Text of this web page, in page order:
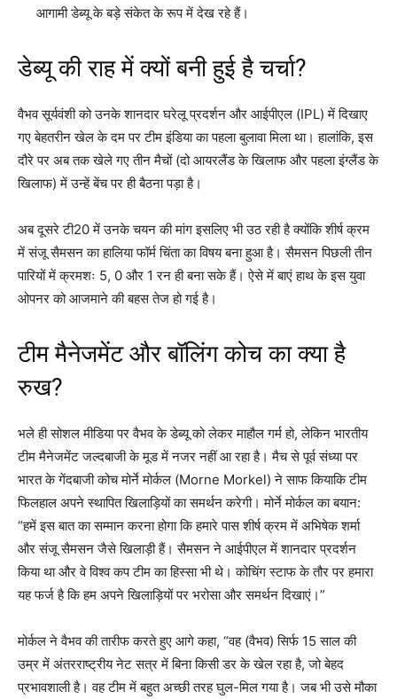
आगामी डेब्यू के बड़े संकेत के रूप में देख रहे हैं।
डेब्यू की राह में क्यों बनी हुई है चर्चा?
वैभव सूर्यवंशी को उनके शानदार घरेलू प्रदर्शन और आईपीएल (IPL) में दिखाए
गए बेहतरीन खेल के दम पर टीम इंडिया का पहला बुलावा मिला था। हालांकि, इस
दौरे पर अब तक खेले गए तीन मैचों (दो आयरलैंड के खिलाफ और पहला इंग्लैंड के
खिलाफ) में उन्हें बेंच पर ही बैठना पड़ा है।
अब दूसरे टी20 में उनके चयन की मांग इसलिए भी उठ रही है क्योंकि शीर्ष क्रम
में संजू सैमसन का हालिया फॉर्म चिंता का विषय बना हुआ है। सैमसन पिछली तीन
पारियों में क्रमशः 5, 0 और 1 रन ही बना सके हैं। ऐसे में बाएं हाथ के इस युवा
ओपनर को आजमाने की बहस तेज हो गई है।
टीम मैनेजमेंट और बॉलिंग कोच का क्या है
रुख?
भले ही सोशल मीडिया पर वैभव के डेब्यू को लेकर माहौल गर्म हो, लेकिन भारतीय
टीम मैनेजमेंट जल्दबाजी के मूड में नजर नहीं आ रहा है। मैच से पूर्व संध्या पर
भारत के गेंदबाजी कोच मोर्ने मोर्कल (Morne Morkel) ने साफ कियाकि टीम
फिलहाल अपने स्थापित खिलाड़ियों का समर्थन करेगी। मोर्ने मोर्कल का बयान:
“हमें इस बात का सम्मान करना होगा कि हमारे पास शीर्ष क्रम में अभिषेक शर्मा
और संजू सैमसन जैसे खिलाड़ी हैं। सैमसन ने आईपीएल में शानदार प्रदर्शन
किया था और वे विश्व कप टीम का हिस्सा भी थे। कोचिंग स्टाफ के तौर पर हमारा
यह फर्ज है कि हम अपने खिलाड़ियों पर भरोसा और समर्थन दिखाएं।”
मोर्कल ने वैभव की तारीफ करते हुए आगे कहा, “वह (वैभव) सिर्फ 15 साल की
उम्र में अंतरराष्ट्रीय नेट सत्र में बिना किसी डर के खेल रहा है, जो बेहद
प्रभावशाली है। वह टीम में बहुत अच्छी तरह घुल-मिल गया है। जब भी उसे मौका